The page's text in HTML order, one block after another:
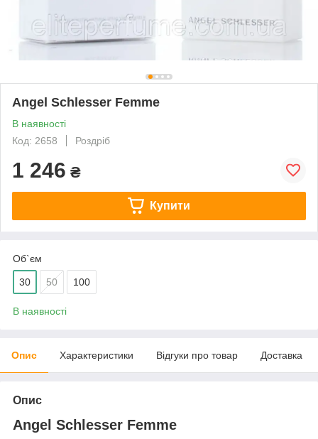
Angel Schlesser Femme
В наявності
Код: 2658
Роздріб
1 246 ₴
Купити
Об`єм
30 50 100
В наявності
Опис Характеристики Відгуки про товар Доставка
Опис
Angel Schlesser Femme